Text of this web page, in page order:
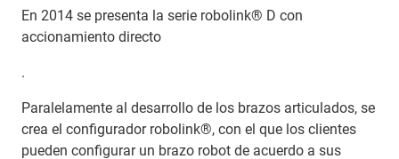
En 2014 se presenta la serie robolink® D con
accionamiento directo
.
Paralelamente al desarrollo de los brazos articulados, se
crea el configurador robolink®, con el que los clientes
pueden configurar un brazo robot de acuerdo a sus